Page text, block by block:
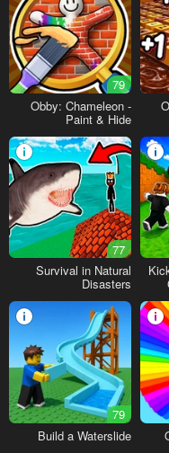
79
Obby: Chameleon -
Paint & Hide
77
Survival in Natural
Disasters
79
Build a Waterslide